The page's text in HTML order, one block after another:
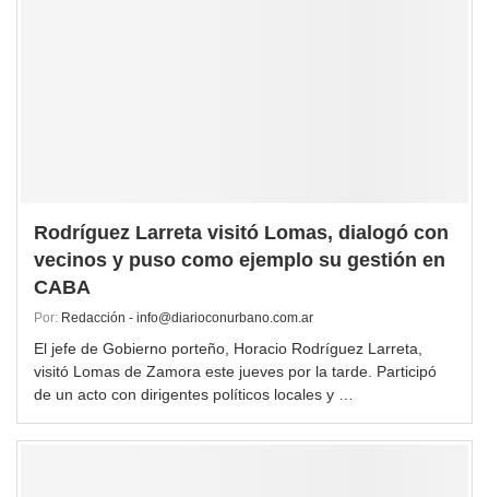
Rodríguez Larreta visitó Lomas, dialogó con
vecinos y puso como ejemplo su gestión en
CABA
Por: Redacción - info@diarioconurbano.com.ar
El jefe de Gobierno porteño, Horacio Rodríguez Larreta,
visitó Lomas de Zamora este jueves por la tarde. Participó
de un acto con dirigentes políticos locales y …